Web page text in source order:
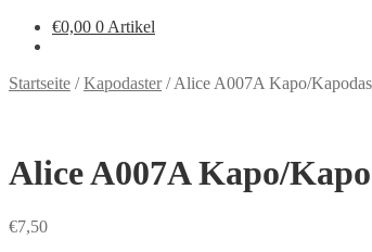
€0,00 0 Artikel
Startseite /Kapodaster/Alice A007A Kapo/
Alice A007A Kapo/
€7,50